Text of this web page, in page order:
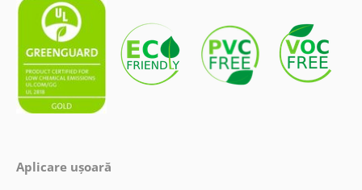
Aplicare ușoară